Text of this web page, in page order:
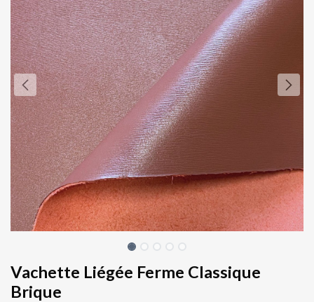
Vachette Liégée Ferme Classique
Brique